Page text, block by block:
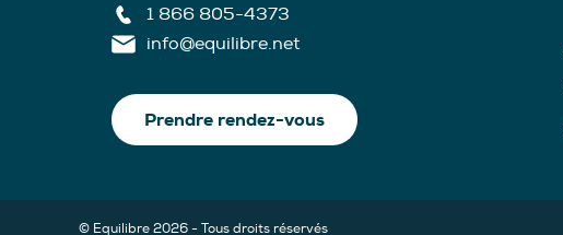
1 866 805-4373
info@equilibre.net
Prendre rendez-vous
© Equilibre 2026 - Tous droits réservés